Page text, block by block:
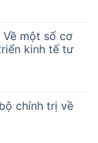
Về một số cơ
kinh tế tư
chính trị về